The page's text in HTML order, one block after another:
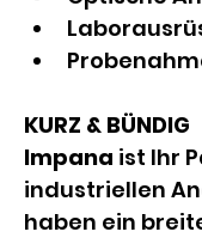
KURZ & BÜNDIG
Impana ist Ihr
industriellen
haben ein